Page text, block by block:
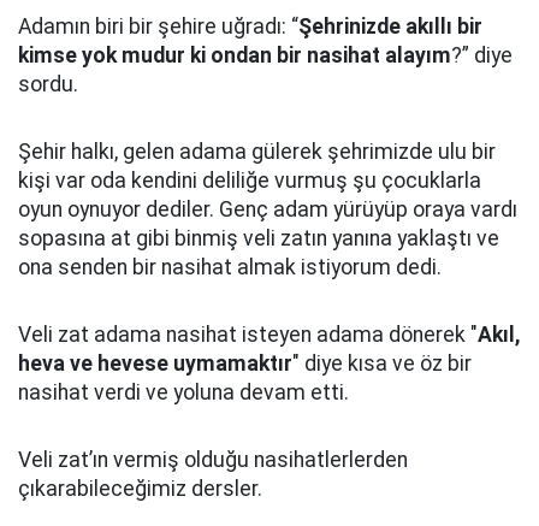
Adamın biri bir şehire uğradı: “Şehrinizde akıllı bir
kimse yok mudur ki ondan bir nasihat alayım?” diye
sordu.
Şehir halkı, gelen adama gülerek şehrimizde ulu bir
kişi var oda kendini deliliğe vurmuş şu çocuklarla
oyun oynuyor dediler. Genç adam yürüyüp oraya vardı
sopasına at gibi binmiş veli zatın yanına yaklaştı ve
ona senden bir nasihat almak istiyorum dedi.
Veli zat adama nasihat isteyen adama dönerek "Akıl,
heva ve hevese uymamaktır" diye kısa ve öz bir
nasihat verdi ve yoluna devam etti.
Veli zat’ın vermiş olduğu nasihatlerlerden
çıkarabileceğimiz dersler.